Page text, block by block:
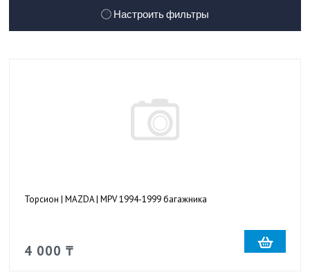
Настроить фильтры
Торсион | MAZDA | MPV 1994-1999 багажника
4 000 ₸